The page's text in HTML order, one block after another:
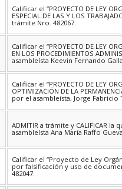
Calificar el “PROYECTO DE LEY
ESPECIAL DE LAS Y LOS
trámite Nro. 482067.
Calificar el “PROYECTO DE LEY
EN LOS PROCEDIMIENTOS
asambleísta Keevin Fernando
Calificar el “PROYECTO DE LEY
OPTIMIZACIÓN DE LA
por el asambleísta, Jorge Fabricio
ADMITIR a trámite y CALIFICAR
asambleísta Ana María Raffo
Calificar el “Proyecto de Ley
por falsificación y uso de
482047.